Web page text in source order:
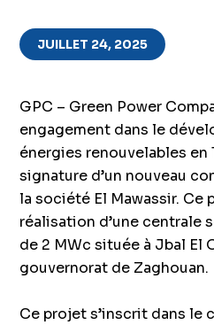
JUILLET 24, 2025
GPC – Green Power
engagement dans le
énergies renouvelables en
signature d’un nouveau
la société El Mawassir. Ce
réalisation d’une centrale
de 2 MWc située à Jbal El
gouvernorat de Zaghouan.
Ce projet s’inscrit dans le